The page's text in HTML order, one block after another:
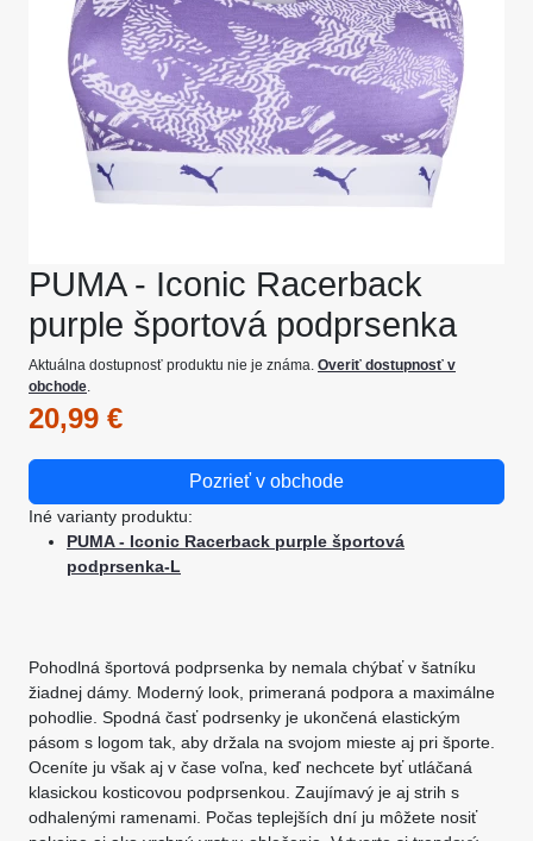
PUMA - Iconic Racerback
purple športová podprsenka
Aktuálna dostupnosť produktu nie je známa. Overiť dostupnosť v
obchode.
20,99 €
Pozrieť v obchode
Iné varianty produktu:
PUMA - Iconic Racerback purple športová
podprsenka-L
Pohodlná športová podprsenka by nemala chýbať v šatníku
žiadnej dámy. Moderný look, primeraná podpora a maximálne
pohodlie. Spodná časť podrsenky je ukončená elastickým
pásom s logom tak, aby držala na svojom mieste aj pri športe.
Oceníte ju však aj v čase voľna, keď nechcete byť utláčaná
klasickou kosticovou podprsenkou. Zaujímavý je aj strih s
odhalenými ramenami. Počas teplejších dní ju môžete nosiť